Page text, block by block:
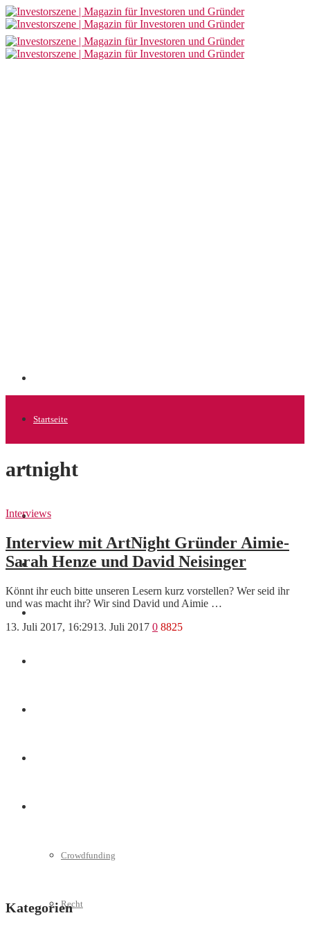
Startseite
Allgemein
Startups
News
Crowdfunding
Recht
artnight
Interviews
Interview mit ArtNight Gründer Aimie-
Sarah Henze und David Neisinger
Könnt ihr euch bitte unseren Lesern kurz vorstellen? Wer seid ihr
und was macht ihr? Wir sind David und Aimie …
13. Juli 2017, 16:2913. Juli 2017 0 8825
Kategorien